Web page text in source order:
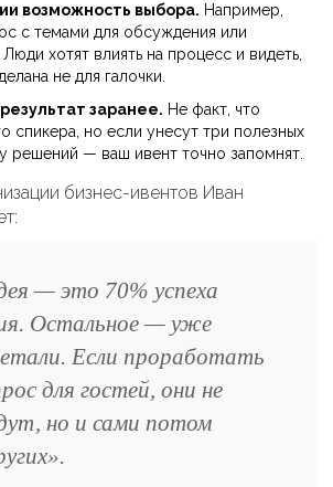
возможность выбора. Например,
с темами для обсуждения или
хотят влиять на процесс и видеть,
не для галочки.
заранее. Не факт, что
спикера, но если унесут три полезных
решений — ваш ивент точно запомнят.
бизнес-ивентов Иван
— это 70% успеха
Остальное — уже
Если проработать
для гостей, они не
но и сами потом